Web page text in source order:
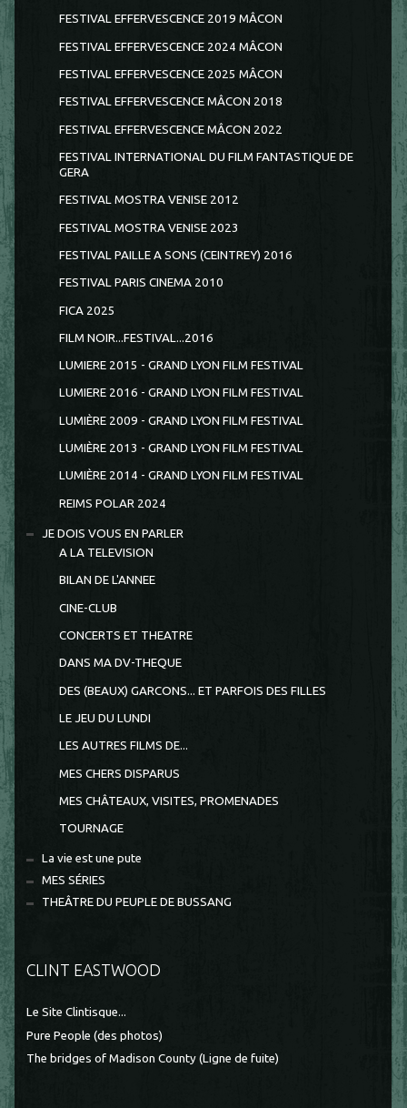
FESTIVAL EFFERVESCENCE 2019 MÂCON
FESTIVAL EFFERVESCENCE 2024 MÂCON
FESTIVAL EFFERVESCENCE 2025 MÂCON
FESTIVAL EFFERVESCENCE MÂCON 2018
FESTIVAL EFFERVESCENCE MÂCON 2022
FESTIVAL INTERNATIONAL DU FILM FANTASTIQUE DE
GERA
FESTIVAL MOSTRA VENISE 2012
FESTIVAL MOSTRA VENISE 2023
FESTIVAL PAILLE A SONS (CEINTREY) 2016
FESTIVAL PARIS CINEMA 2010
FICA 2025
FILM NOIR...FESTIVAL...2016
LUMIERE 2015 - GRAND LYON FILM FESTIVAL
LUMIERE 2016 - GRAND LYON FILM FESTIVAL
LUMIÈRE 2009 - GRAND LYON FILM FESTIVAL
LUMIÈRE 2013 - GRAND LYON FILM FESTIVAL
LUMIÈRE 2014 - GRAND LYON FILM FESTIVAL
REIMS POLAR 2024
JE DOIS VOUS EN PARLER
A LA TELEVISION
BILAN DE L'ANNEE
CINE-CLUB
CONCERTS ET THEATRE
DANS MA DV-THEQUE
DES (BEAUX) GARCONS... ET PARFOIS DES FILLES
LE JEU DU LUNDI
LES AUTRES FILMS DE...
MES CHERS DISPARUS
MES CHÂTEAUX, VISITES, PROMENADES
TOURNAGE
La vie est une pute
MES SÉRIES
THEÂTRE DU PEUPLE DE BUSSANG
CLINT EASTWOOD
Le Site Clintisque...
Pure People (des photos)
The bridges of Madison County (Ligne de fuite)